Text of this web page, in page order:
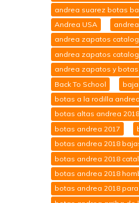
andrea suarez botas
Andrea USA
andrea zapatos
andrea zapatos
andrea zapatos y botas
Back To School
botas a la rodilla andrea
botas altas andrea 2018
botas andrea 2017
botas andrea 2018
botas andrea 2018
botas andrea 2018
botas andrea 2018